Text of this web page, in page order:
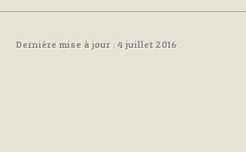
Dernière mise à jour : 4 juillet 2016